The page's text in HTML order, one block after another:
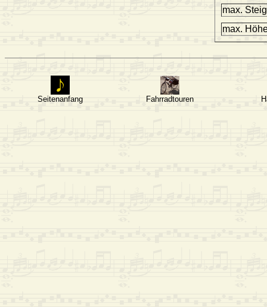
max.
max.
Seitenanfang Fahrradtouren